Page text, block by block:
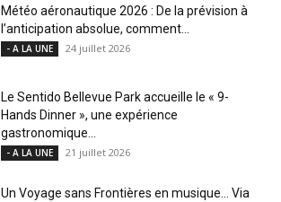
Météo aéronautique 2026 : De la prévision à
l’anticipation absolue, comment...
- A LA UNE 24 juillet 2026
Le Sentido Bellevue Park accueille le « 9-
Hands Dinner », une expérience
gastronomique...
- A LA UNE 21 juillet 2026
Un Voyage sans Frontières en musique… Via